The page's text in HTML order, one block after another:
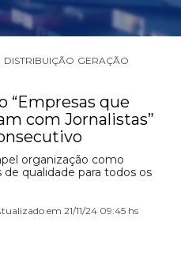
DISTRIBUIÇÃO GERAÇÃO
“Empresas que
com Jornalistas”
organização como
qualidade para todos os
em 21/11/24 09:45 hs